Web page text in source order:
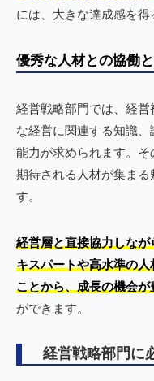
には、大きな達成感を得
優秀な人材との協働
経営戦略部門では、経
な経営に関連する知識
能力が求められます。
期待される人材が集ま
す。
経営層と直接協力しな
キスパートや高水準の
ことから、成長の機会
ができます。
経営戦略部門に